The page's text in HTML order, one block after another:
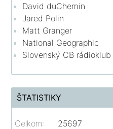
David duChemin
Jared Polin
Matt Granger
National Geographic
Slovenský CB rádioklub
ŠTATISTIKY
Celkom:
25697